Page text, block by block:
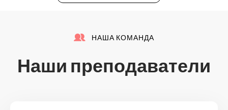
НАША КОМАНДА
Наши преподаватели